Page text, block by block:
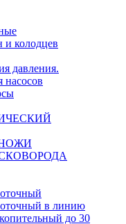
и колодцев
давления.
в линию
до 30